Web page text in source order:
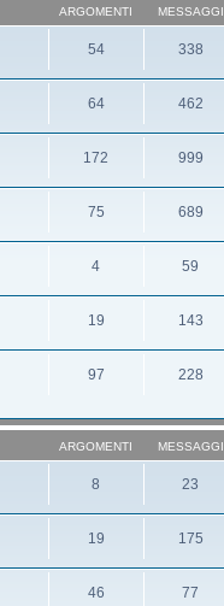
ARGOMENTI MESSAGGI
54 338
64 462
172 999
75 689
4 59
19 143
97 228
ARGOMENTI MESSAGGI
8 23
19 175
46 77